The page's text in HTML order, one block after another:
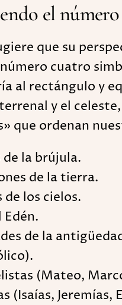
el
que su
cuatro
al rectángulo y
y el
que ordenan
la brújula.
de la tierra.
los cielos.
de la
(Mateo,
(Isaías, Jeremías,